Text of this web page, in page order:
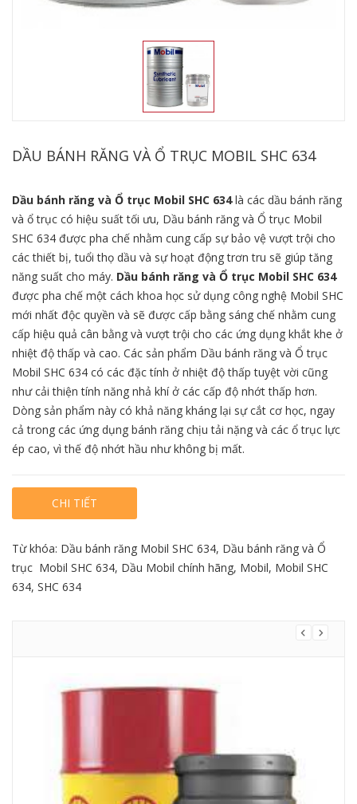
DẦU BÁNH RĂNG VÀ Ổ TRỤC MOBIL SHC 634
Dầu bánh răng và Ổ trục Mobil SHC 634 là các dầu bánh răng
và ổ trục có hiệu suất tối ưu, Dầu bánh răng và Ổ trục Mobil
SHC 634 được pha chế nhằm cung cấp sự bảo vệ vượt trội cho
các thiết bị, tuổi thọ dầu và sự hoạt động trơn tru sẽ giúp tăng
năng suất cho máy. Dầu bánh răng và Ổ trục Mobil SHC 634
được pha chế một cách khoa học sử dụng công nghệ Mobil SHC
mới nhất độc quyền và sẽ được cấp bằng sáng chế nhằm cung
cấp hiệu quả cân bằng và vượt trội cho các ứng dụng khắt khe ở
nhiệt độ thấp và cao. Các sản phẩm Dầu bánh răng và Ổ trục
Mobil SHC 634 có các đặc tính ở nhiệt độ thấp tuyệt vời cũng
như cải thiện tính năng nhả khí ở các cấp độ nhớt thấp hơn.
Dòng sản phẩm này có khả năng kháng lại sự cắt cơ học, ngay
cả trong các ứng dụng bánh răng chịu tải nặng và các ổ trục lực
ép cao, vì thế độ nhớt hầu như không bị mất.
CHI TIẾT
Từ khóa: Dầu bánh răng Mobil SHC 634, Dầu bánh răng và Ổ
trục Mobil SHC 634, Dầu Mobil chính hãng, Mobil, Mobil SHC
634, SHC 634